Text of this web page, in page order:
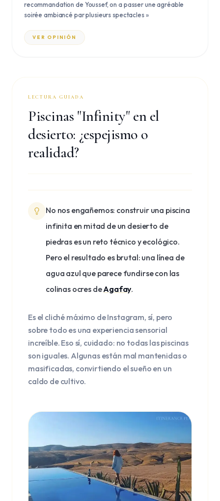
recommandation de Youssef, on a passer une agréable
soirée ambiancé par plusieurs spectacles»
VER OPINIÓN
LECTURA GUIADA
Piscinas "Infinity" en el
desierto: ¿espejismo o
realidad?
No nos engañemos: construir una piscina
infinita en mitad de un desierto de
piedras es un reto técnico y ecológico.
Pero el resultado es brutal: una línea de
agua azul que parece fundirse con las
colinas ocres deAgafay.
Es el cliché máximo de Instagram, sí, pero
sobre todo es una experiencia sensorial
increíble. Eso sí, cuidado: no todas las piscinas
son iguales. Algunas están mal mantenidas o
masificadas, convirtiendo el sueño en un
caldo de cultivo.